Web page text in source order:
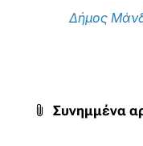
Δήμος
Συνημμένα